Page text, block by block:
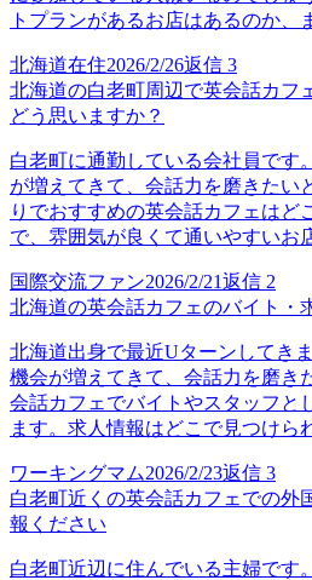
トプランがあるお店はあるのか、
北海道在住2026/2/26返信 3
北海道の白老町周辺で英会話カフ
どう思いますか？
白老町に通勤している会社員です
が増えてきて、会話力を磨きたい
りでおすすめの英会話カフェはど
で、雰囲気が良くて通いやすいお
国際交流ファン2026/2/21返信 2
北海道の英会話カフェのバイト・
北海道出身で最近Uターンしてき
機会が増えてきて、会話力を磨き
会話カフェでバイトやスタッフと
ます。求人情報はどこで見つけら
ワーキングマム2026/2/23返信 3
白老町近くの英会話カフェでの外
報ください
白老町近辺に住んでいる主婦です